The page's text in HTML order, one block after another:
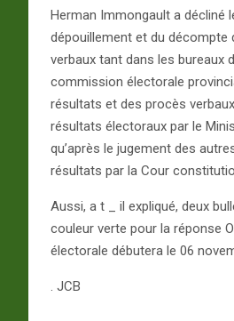
Herman Immongault a décliné
dépouillement et du décompte
verbaux tant dans les bureaux
commission électorale
résultats et des procès
résultats électoraux par le
qu’après le jugement des
résultats par la Cour
Aussi, a t _ il expliqué, deux
couleur verte pour la réponse
électorale débutera le 06
. JCB